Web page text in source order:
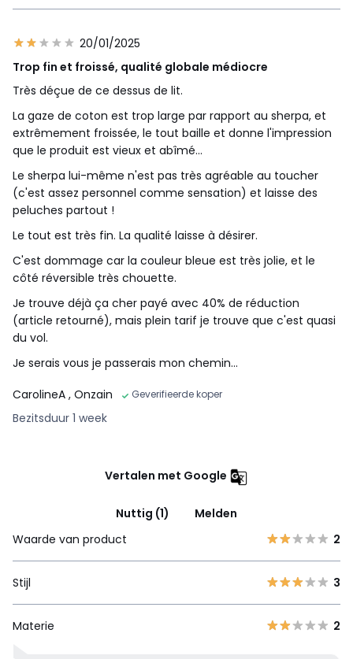
20/01/2025
Trop fin et froissé, qualité globale médiocre
Très déçue de ce dessus de lit.
La gaze de coton est trop large par rapport au sherpa, et
extrêmement froissée, le tout baille et donne l'impression
que le produit est vieux et abîmé...
Le sherpa lui-même n'est pas très agréable au toucher
(c'est assez personnel comme sensation) et laisse des
peluches partout !
Le tout est très fin. La qualité laisse à désirer.
C'est dommage car la couleur bleue est très jolie, et le
côté réversible très chouette.
Je trouve déjà ça cher payé avec 40% de réduction
(article retourné), mais plein tarif je trouve que c'est quasi
du vol.
Je serais vous je passerais mon chemin...
CarolineA , Onzain Geverifieerde koper
Bezitsduur 1 week
Vertalen met Google
Nuttig (1)
Melden
Waarde van product
2
Stijl 3
Materie 2